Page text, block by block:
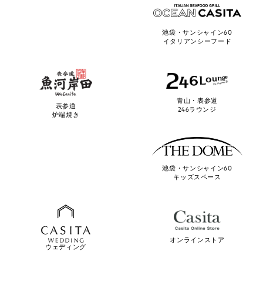
池袋・サンシャイン60
イタリアンシーフード
表参道
炉端焼き
青山・表参道
246ラウンジ
池袋・サンシャイン60
キッズスペース
ウェディング
オンラインストア